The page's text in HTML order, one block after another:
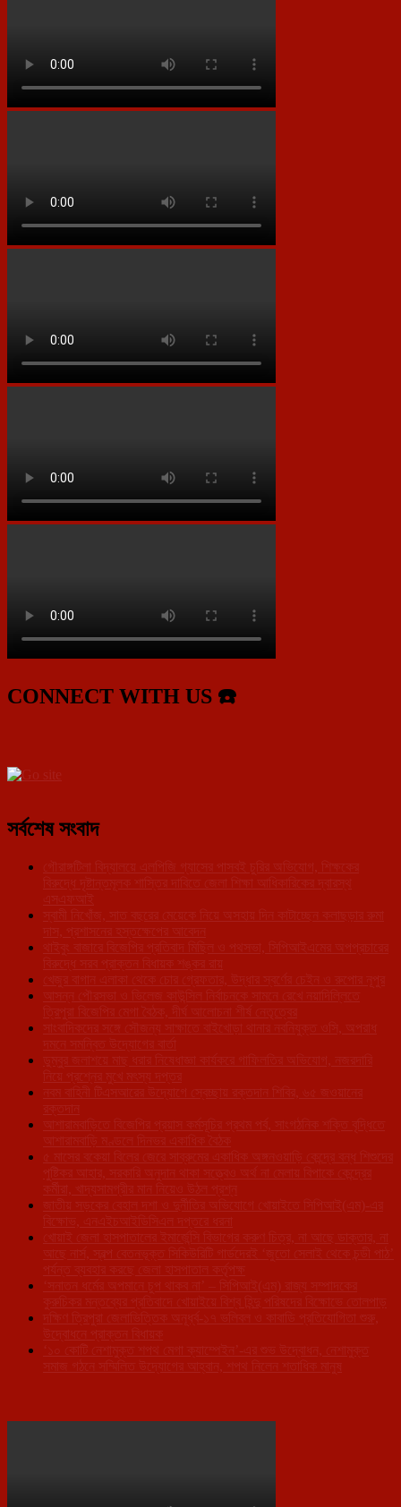
CONNECT WITH US ☎️
সর্বশেষ সংবাদ
গৌরাঙ্গটিলা বিদ্যালয়ে এলপিজি গ্যাসের পাসবই চুরির অভিযোগ, শিক্ষকের
বিরুদ্ধে দৃষ্টান্তমূলক শাস্তির দাবিতে জেলা শিক্ষা আধিকারিকের দ্বারস্থ
এসএফআই
স্বামী নিখোঁজ, সাত বছরের মেয়েকে নিয়ে অসহায় দিন কাটাচ্ছেন কলাছড়ার রুমা
দাস, প্রশাসনের হস্তক্ষেপের আবেদন
থাইবুং বাজারে বিজেপির প্রতিবাদ মিছিল ও পথসভা, সিপিআইএমের অপপ্রচারের
বিরুদ্ধে সরব প্রাক্তন বিধায়ক শঙ্কর রায়
খেজুর বাগান এলাকা থেকে চোর গ্রেফতার, উদ্ধার স্বর্ণের চেইন ও রুপোর নূপুর
আসন্ন পৌরসভা ও ভিলেজ কাউন্সিল নির্বাচনকে সামনে রেখে নয়াদিল্লিতে
ত্রিপুরা বিজেপির মেগা বৈঠক, দীর্ঘ আলোচনা শীর্ষ নেতৃত্বের
সাংবাদিকদের সঙ্গে সৌজন্য সাক্ষাতে বাইখোড়া থানার নবনিযুক্ত ওসি, অপরাধ
দমনে সমন্বিত উদ্যোগের বার্তা
ডুম্বুর জলাশয়ে মাছ ধরার নিষেধাজ্ঞা কার্যকরে গাফিলতির অভিযোগ, নজরদারি
নিয়ে প্রশ্নের মুখে মৎস্য দপ্তর
নবম বাহিনী টিএসআরের উদ্যোগে স্বেচ্ছায় রক্তদান শিবির, ৬৫ জওয়ানের
রক্তদান
আশারামবাড়িতে বিজেপির প্রয়াস কর্মসূচির প্রথম পর্ব, সাংগঠনিক শক্তি বৃদ্ধিতে
আশারামবাড়ি মণ্ডলে দিনভর একাধিক বৈঠক
৫ মাসের বকেয়া বিলের জেরে সাব্রুমের একাধিক অঙ্গনওয়াড়ি কেন্দ্রে বন্ধ শিশুদের
পুষ্টিকর আহার, সরকারি অনুদান থাকা সত্ত্বেও অর্থ না মেলায় বিপাকে কেন্দ্রের
কর্মীরা, খাদ্যসামগ্রীর মান নিয়েও উঠল প্রশ্ন
জাতীয় সড়কের বেহাল দশা ও দুর্নীতির অভিযোগে খোয়াইতে সিপিআই(এম)-এর
বিক্ষোভ, এনএইচআইডিসিএল দপ্তরে ধরনা
খোয়াই জেলা হাসপাতালের ইমার্জেন্সি বিভাগের করুণ চিত্র, না আছে ডাক্তার, না
আছে নার্স, স্বল্প বেতনভূক্ত সিকিউরিটি গার্ডদেরই ‘জুতো সেলাই থেকে চন্ডী পাঠ’
পর্যন্ত ব্যবহার করছে জেলা হাসপাতাল কর্তৃপক্ষ
‘সনাতন ধর্মের অপমানে চুপ থাকব না’ – সিপিআই(এম) রাজ্য সম্পাদকের
কুরুচিকর মন্তব্যের প্রতিবাদে খোয়াইয়ে বিশ্ব হিন্দু পরিষদের বিক্ষোভে তোলপাড়
দক্ষিণ ত্রিপুরা জেলাভিত্তিক অনূর্ধ্ব-১৭ ভলিবল ও কাবাডি প্রতিযোগিতা শুরু,
উদ্বোধনে প্রাক্তন বিধায়ক
‘১০ কোটি নেশামুক্ত শপথ মেগা ক্যাম্পেইন’-এর শুভ উদ্বোধন, নেশামুক্ত
সমাজ গঠনে সম্মিলিত উদ্যোগের আহ্বান, শপথ নিলেন শতাধিক মানুষ